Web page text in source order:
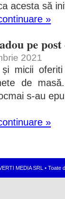
acesta să
»
pe
2021
și micii
de
s-au
»
MEDIA SRL •